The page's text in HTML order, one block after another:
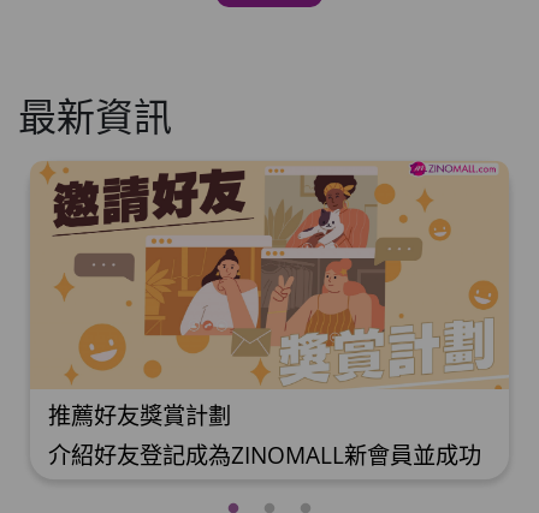
最新資訊
推薦好友獎賞計劃
介紹好友登記成為ZINOMALL新會員並成功